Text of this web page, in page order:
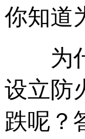
你知道
为什
设立防
跌呢？